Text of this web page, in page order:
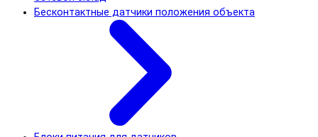
Бесконтактные датчики положения объекта